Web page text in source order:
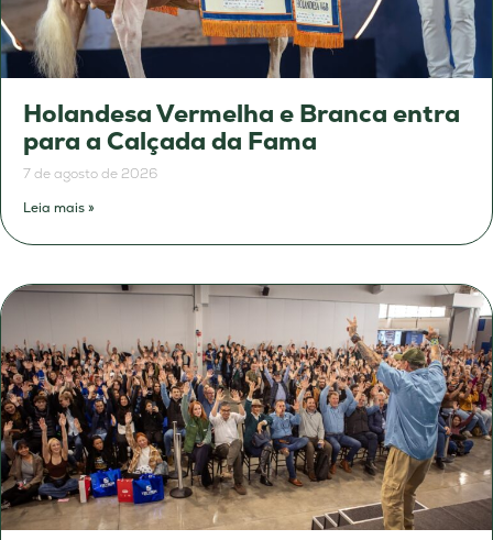
Holandesa Vermelha e Branca entra
para a Calçada da Fama
7 de agosto de 2026
Leia mais »